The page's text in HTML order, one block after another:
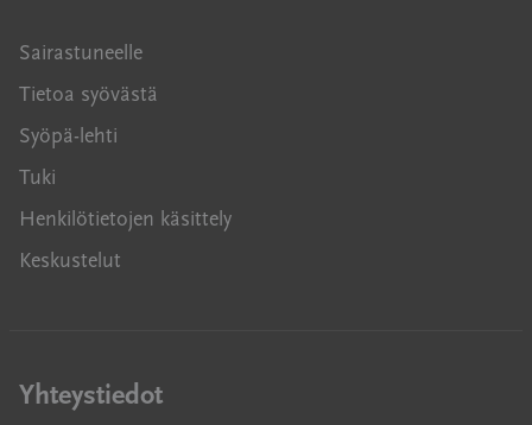
Sairastuneelle
Tietoa syövästä
Syöpä-lehti
Tuki
Henkilötietojen käsittely
Keskustelut
Yhteystiedot